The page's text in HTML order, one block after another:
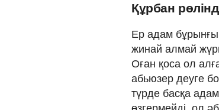
Құрбан
Ер адам бұрынғы
жинай алмай
Оған қоса ол
абьюзер деуге
түрде басқа